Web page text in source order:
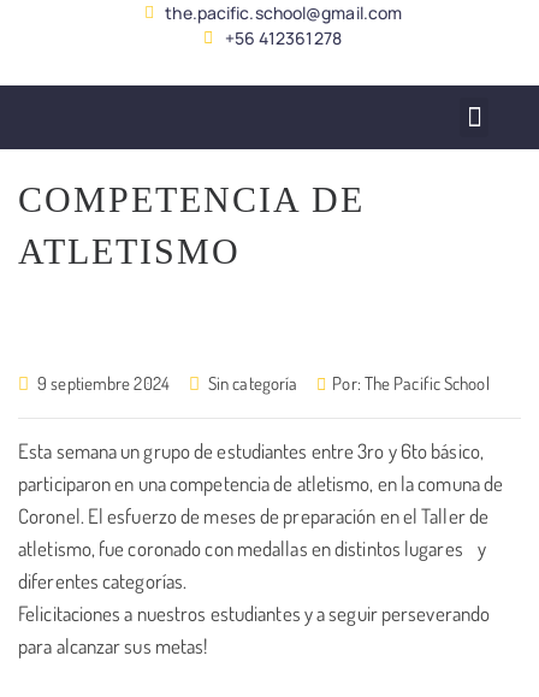
the.pacific.school@gmail.com
+56 412361278
COMPETENCIA DE
ATLETISMO
9 septiembre 2024 Sin categoría Por: The Pacific School
Esta semana un grupo de estudiantes entre 3ro y 6to básico,
participaron en una competencia de atletismo, en la comuna de
Coronel. El esfuerzo de meses de preparación en el Taller de
atletismo, fue coronado con medallas en distintos lugares y
diferentes categorías.
Felicitaciones a nuestros estudiantes y a seguir perseverando
para alcanzar sus metas!